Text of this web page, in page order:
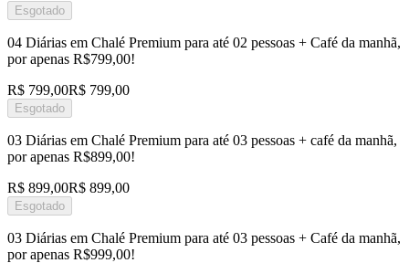
Esgotado
04 Diárias em Chalé Premium para até 02 pessoas + Café da manhã,
por apenas R$799,00!
R$ 799,00R$ 799,00
Esgotado
03 Diárias em Chalé Premium para até 03 pessoas + café da manhã,
por apenas R$899,00!
R$ 899,00R$ 899,00
Esgotado
03 Diárias em Chalé Premium para até 03 pessoas + Café da manhã,
por apenas R$999,00!